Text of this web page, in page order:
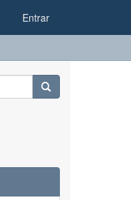
Entrar